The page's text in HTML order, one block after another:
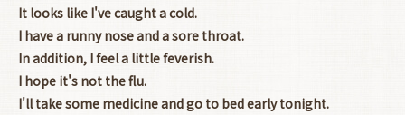
It looks like I've caught a cold.
I have a runny nose and a sore throat.
In addition, I feel a little feverish.
I hope it's not the flu.
I'll take some medicine and go to bed early tonight.